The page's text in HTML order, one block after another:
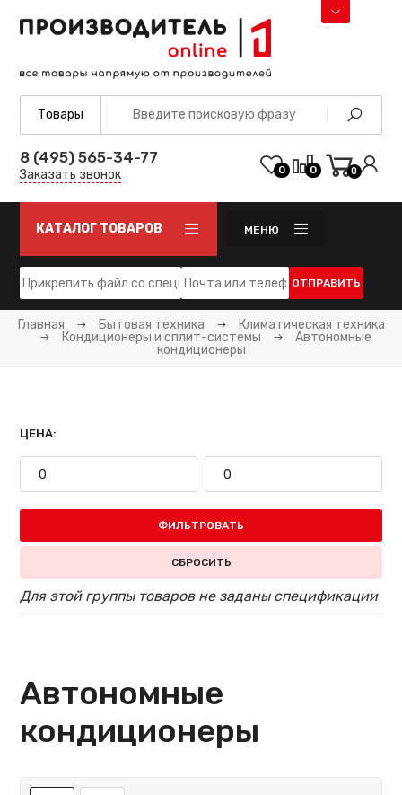
8 (495) 565-34-77
Заказать звонок 0 0 0
КАТАЛОГ ТОВАРОВ МЕНЮ
ОТПРАВИТЬ
Главная Бытовая техника
Климатическая техника
Кондиционеры и сплит-системы
Автономные
кондиционеры
ЦЕНА:
ФИЛЬТРОВАТЬ
СБРОСИТЬ
Для этой группы товаров не заданы спецификации
Автономные
кондиционеры